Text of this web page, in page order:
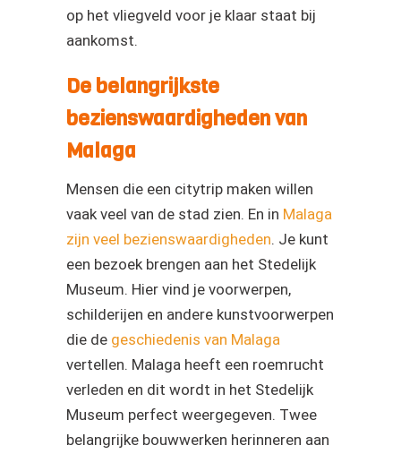
op het vliegveld voor je klaar staat bij
aankomst.
De belangrijkste
bezienswaardigheden van
Malaga
Mensen die een citytrip maken willen
vaak veel van de stad zien. En in Malaga
zijn veel bezienswaardigheden. Je kunt
een bezoek brengen aan het Stedelijk
Museum. Hier vind je voorwerpen,
schilderijen en andere kunstvoorwerpen
die de geschiedenis van Malaga
vertellen. Malaga heeft een roemrucht
verleden en dit wordt in het Stedelijk
Museum perfect weergegeven. Twee
belangrijke bouwwerken herinneren aan